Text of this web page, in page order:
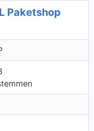
Paketshop